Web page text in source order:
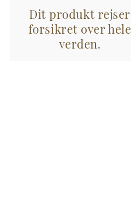
Dit produkt rejser
forsikret over hele
verden.